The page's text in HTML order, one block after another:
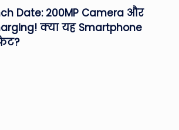
Date: 200MP Camera और
क्या यह Smartphone